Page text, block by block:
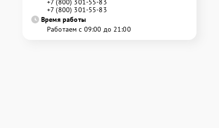
+7 (800) 301-55-83
+7 (800) 301-55-83
Время работы
Работаем с 09:00 до 21:00